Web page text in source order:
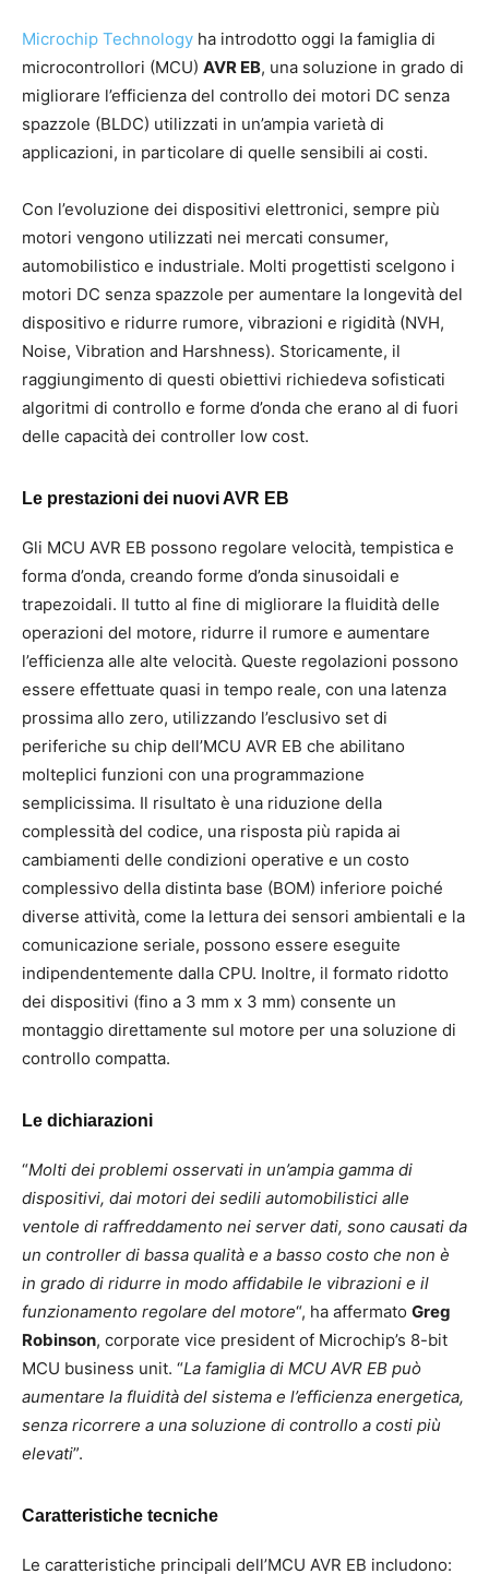
Microchip Technology ha introdotto oggi la famiglia di
microcontrollori (MCU) AVR EB, una soluzione in grado di
migliorare l’efficienza del controllo dei motori DC senza
spazzole (BLDC) utilizzati in un’ampia varietà di
applicazioni, in particolare di quelle sensibili ai costi.
Con l’evoluzione dei dispositivi elettronici, sempre più
motori vengono utilizzati nei mercati consumer,
automobilistico e industriale. Molti progettisti scelgono i
motori DC senza spazzole per aumentare la longevità del
dispositivo e ridurre rumore, vibrazioni e rigidità (NVH,
Noise, Vibration and Harshness). Storicamente, il
raggiungimento di questi obiettivi richiedeva sofisticati
algoritmi di controllo e forme d’onda che erano al di fuori
delle capacità dei controller low cost.
Le prestazioni dei nuovi AVR EB
Gli MCU AVR EB possono regolare velocità, tempistica e
forma d’onda, creando forme d’onda sinusoidali e
trapezoidali. Il tutto al fine di migliorare la fluidità delle
operazioni del motore, ridurre il rumore e aumentare
l’efficienza alle alte velocità. Queste regolazioni possono
essere effettuate quasi in tempo reale, con una latenza
prossima allo zero, utilizzando l’esclusivo set di
periferiche su chip dell’MCU AVR EB che abilitano
molteplici funzioni con una programmazione
semplicissima. Il risultato è una riduzione della
complessità del codice, una risposta più rapida ai
cambiamenti delle condizioni operative e un costo
complessivo della distinta base (BOM) inferiore poiché
diverse attività, come la lettura dei sensori ambientali e la
comunicazione seriale, possono essere eseguite
indipendentemente dalla CPU. Inoltre, il formato ridotto
dei dispositivi (fino a 3 mm x 3 mm) consente un
montaggio direttamente sul motore per una soluzione di
controllo compatta.
Le dichiarazioni
“Molti dei problemi osservati in un’ampia gamma di
dispositivi, dai motori dei sedili automobilistici alle
ventole di raffreddamento nei server dati, sono causati da
un controller di bassa qualità e a basso costo che non è
in grado di ridurre in modo affidabile le vibrazioni e il
funzionamento regolare del motore“, ha affermato Greg
Robinson, corporate vice president of Microchip’s 8-bit
MCU business unit. “La famiglia di MCU AVR EB può
aumentare la fluidità del sistema e l’efficienza energetica,
senza ricorrere a una soluzione di controllo a costi più
elevati”.
Caratteristiche tecniche
Le caratteristiche principali dell’MCU AVR EB includono: